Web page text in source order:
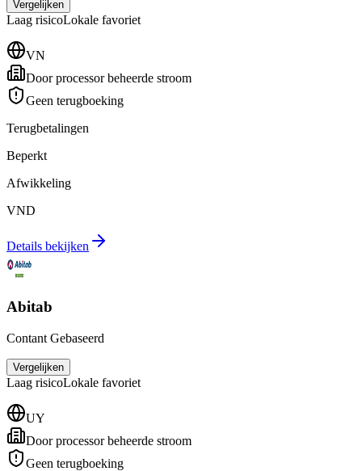
Vergelijken
Laag risicoLokale favoriet
VN
Door processor beheerde stroom
Geen terugboeking
Terugbetalingen
Beperkt
Afwikkeling
VND
Details bekijken
Abitab
Contant Gebaseerd
Vergelijken
Laag risicoLokale favoriet
UY
Door processor beheerde stroom
Geen terugboeking